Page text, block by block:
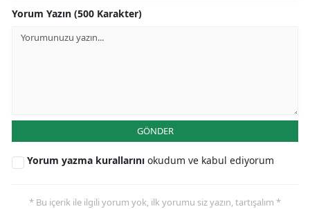
Yorum Yazın (500 Karakter)
GÖNDER
Yorum yazma kurallarını okudum ve kabul ediyorum
* Bu içerik ile ilgili yorum yok, ilk yorumu siz yazın, tartışalım *